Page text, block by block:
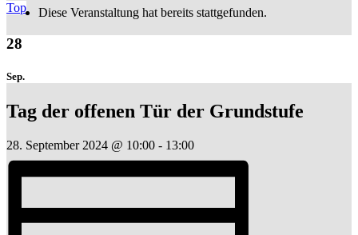
Top
Diese Veranstaltung hat bereits stattgefunden.
28
Sep.
Tag der offenen Tür der Grundstufe
28. September 2024 @ 10:00 - 13:00